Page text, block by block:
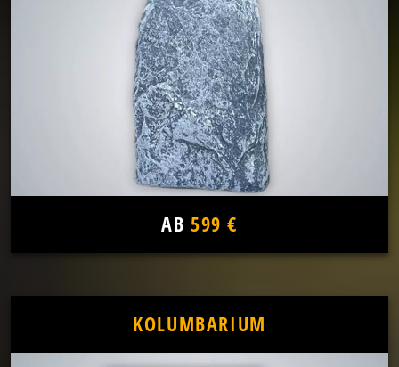
AB 599 €
KOLUMBARIUM